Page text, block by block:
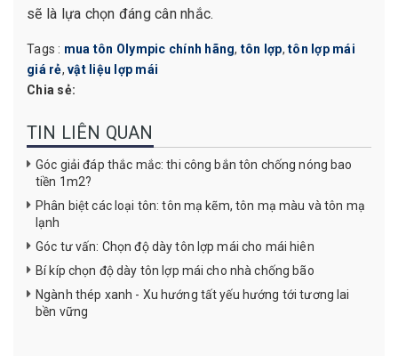
sẽ là lựa chọn đáng cân nhắc.
Tags : mua tôn Olympic chính hãng, tôn lợp, tôn lợp mái
giá rẻ, vật liệu lợp mái
Chia sẻ:
TIN LIÊN QUAN
Góc giải đáp thắc mắc: thi công bắn tôn chống nóng bao
tiền 1m2?
Phân biệt các loại tôn: tôn mạ kẽm, tôn mạ màu và tôn mạ
lạnh
Góc tư vấn: Chọn độ dày tôn lợp mái cho mái hiên
Bí kíp chọn độ dày tôn lợp mái cho nhà chống bão
Ngành thép xanh - Xu hướng tất yếu hướng tới tương lai
bền vững